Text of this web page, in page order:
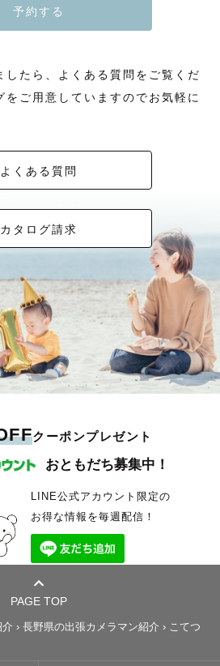
予約する
したら、よくある質問をご覧くだ
をご用意していますのでお気軽に
よくある質問
カタログ請求
クーポンプレゼント
おともだち募集中！
LINE公式アカウント限定の
お得な情報を毎週配信！
PAGE TOP
介 › 長野県の出張カメラマン紹介 › こてつ